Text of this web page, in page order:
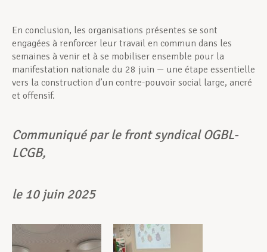
En conclusion, les organisations présentes se sont
engagées à renforcer leur travail en commun dans les
semaines à venir et à se mobiliser ensemble pour la
manifestation nationale du 28 juin — une étape essentielle
vers la construction d’un contre-pouvoir social large, ancré
et offensif.
Communiqué par le front syndical OGBL-
LCGB,
le 10 juin 2025